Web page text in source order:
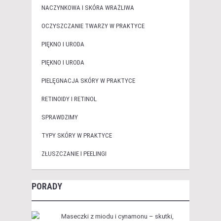
NACZYNKOWA I SKÓRA WRAŻLIWA
OCZYSZCZANIE TWARZY W PRAKTYCE
PIĘKNO I URODA
PIĘKNO I URODA
PIELĘGNACJA SKÓRY W PRAKTYCE
RETINOIDY I RETINOL
SPRAWDZIMY
TYPY SKÓRY W PRAKTYCE
ZŁUSZCZANIE I PEELINGI
PORADY
Maseczki z miodu i cynamonu – skutki,